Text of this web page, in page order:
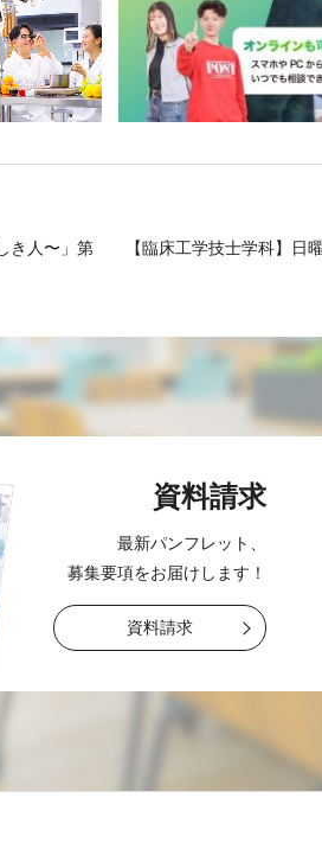
き人〜」第
【臨床工学技士学科】日
資料請求
最新パンフレット、
募集要項をお届け します！
資料請求